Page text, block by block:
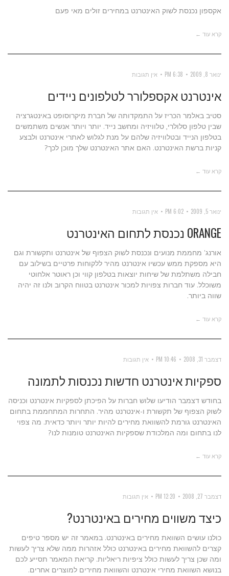
אקספון נכנסת לשוק האינטרנט במחירים זולים מאי פעם
קרא עוד ←
ינואר 8, 2009 6:38 PM אין תגובות
אינטרנט אקספלורר לטלפונים ניידים
סטיב באלמר הכריז על התמקדותה של חברת מיקרוסופט באינטגרציה
שבין טלפון סלולרי, טלוויזיה ומחשב נייד. יותר ויותר אנשים משתמשים
בטלפון הנייד ובטלוויזיה שלהם על מנת לגלוש לאתרי אינטרנט ולבצע
קניות ברשת האינטרנט. האם אתר האינטרנט שלך מוכן לכך?
קרא עוד ←
ינואר 5, 2009 6:02 PM אין תגובות
ORANGE נכנסת לתחום האינטרנט
אורנג' מחממת מנועים ונכנסת לשוק הצפוף של אינטרנט ותקשורת וגם
היא מספקת ממש עכשיו אינטרנט מהיר ללקוחות פרטיים בשילוב עם
חבילה משתלמת של שיחות יוצאות בטלפון קווי וכן ראוטר אלחוטי
משוכלל. עוד חברות צפויות למכור אינטרנט בטווח הקרוב ולנו זה יהיה
שווה ביותר.
קרא עוד ←
דצמבר 31, 2008 10:46 PM אין תגובות
ספקיות אינטרנט חדשות נכנסות לתמונה
בחודש דצמבר הודיעו שלוש חברות על הפיכתן לספקיות אינטרנט וכניסה
לשוק הצפוף של תקשורת ו-אינטרנט מהיר. התחרות המתחממת בתחום
האינטרנט גורמת להשוואת מחירים להיות יותר ויותר כדאית. מה צפוי
לנו בתחום ומה המלכודת שספקיות האינטרנט טומנות לנו?
קרא עוד ←
דצמבר 27, 2008 12:20 PM אין תגובות
כיצד משווים מחירים באינטרנט?
כולנו עושים השוואת מחירים באינטרנט. במאמר זה יש מספר טיפים
קצרים להשוואת מחירים באינטרנט כולל אזהרות ממה שלא צריך לעשות
ומה שכן צריך לעשות כולל ציפיות ריאליות. קריאת המאמר תסייע לכם
בנושא השוואת מחירי אינטרנט והשוואת מחירים למוצרים אחרים.